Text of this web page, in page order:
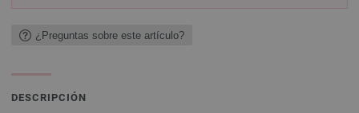
¿Preguntas sobre este artículo?
DESCRIPCIÓN